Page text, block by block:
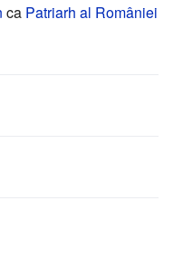
ca Patriarh al României